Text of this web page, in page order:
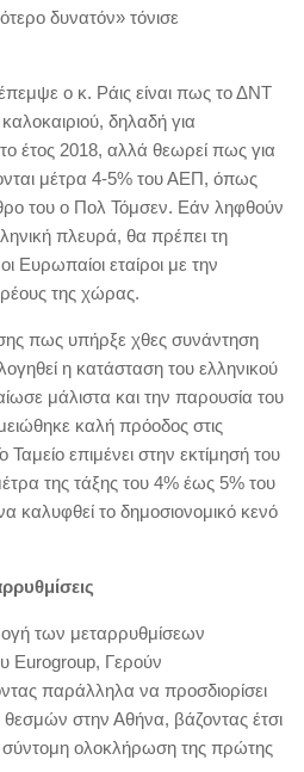
δυνατόν» τόνισε
ο κ. Ράις είναι πως το ΔΝΤ
δηλαδή για
έτος 2018, αλλά θεωρεί πως για
μέτρα 4-5% του ΑΕΠ, όπως
του ο Πολ Τόμσεν. Εάν ληφθούν
πλευρά, θα πρέπει τη
Ευρωπαίοι εταίροι με την
της χώρας.
πως υπήρξε χθες συνάντηση
η κατάσταση του ελληνικού
μάλιστα και την παρουσία του
καλή πρόοδος στις
Ταμείο επιμένει στην εκτίμησή του
της τάξης του 4% έως 5% του
καλυφθεί το δημοσιονομικό κενό
των μεταρρυθμίσεων
Eurogroup, Γερούν
παράλληλα να προσδιορίσει
στην Αθήνα, βάζοντας έτσι
σύντομη ολοκλήρωση της πρώτης